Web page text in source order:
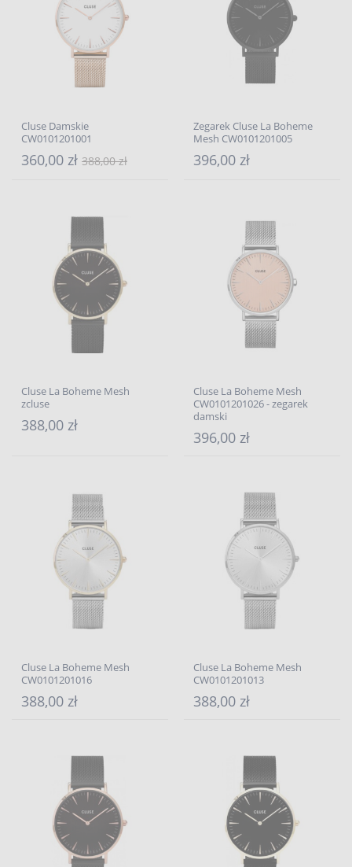
Cluse Damskie
CW0101201001
360,00 zł 388,00 zł
Zegarek Cluse La Boheme
Mesh CW0101201005
396,00 zł
Cluse La Boheme Mesh
zcluse
388,00 zł
Cluse La Boheme Mesh
CW0101201026 - zegarek
damski
396,00 zł
Cluse La Boheme Mesh
CW0101201016
388,00 zł
Cluse La Boheme Mesh
CW0101201013
388,00 zł